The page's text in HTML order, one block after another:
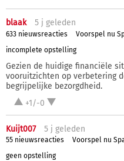
blaak 5 j geleden
633 nieuwsreacties
Voorspel nu
incomplete opstelling
Gezien de huidige financiële
vooruitzichten op verbetering
begrijpelijke bezorgdheid.
+1/-0
Kuijt007 5 j geleden
55 nieuwsreacties
Voorspel nu
geen opstelling